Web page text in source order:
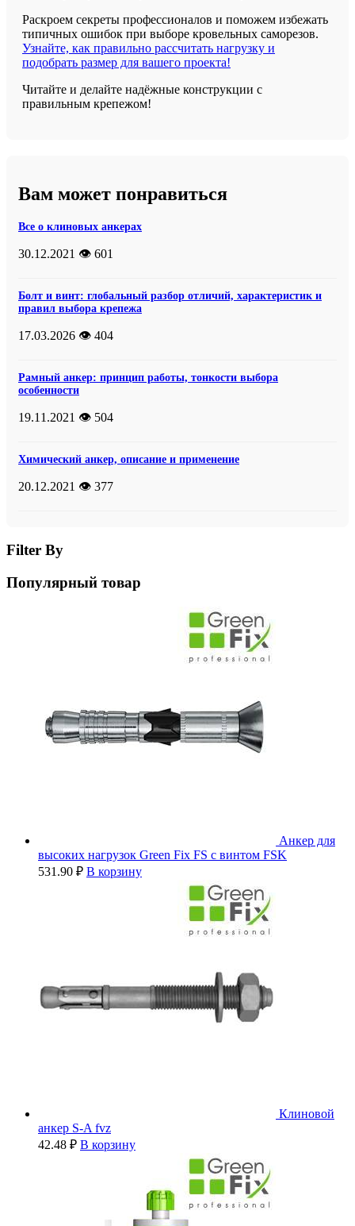
Раскроем секреты профессионалов и поможем избежать
типичных ошибок при выборе кровельных саморезов.
Узнайте, как правильно рассчитать нагрузку и
подобрать размер для вашего проекта!
Читайте и делайте надёжные конструкции с
правильным крепежом!
Вам может понравиться
Все о клиновых анкерах
30.12.2021 👁️ 601
Болт и винт: глобальный разбор отличий, характеристик и
правил выбора крепежа
17.03.2026 👁️ 404
Рамный анкер: принцип работы, тонкости выбора
особенности
19.11.2021 👁️ 504
Химический анкер, описание и применение
20.12.2021 👁️ 377
Filter By
Популярный товар
Анкер для
высоких нагрузок Green Fix FS с винтом FSK
531.90 ₽ В корзину
Клиновой
анкер S-A fvz
42.48 ₽ В корзину